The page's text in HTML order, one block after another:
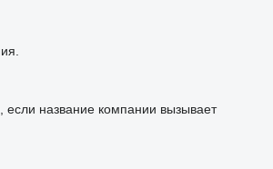
если название компании вызывает